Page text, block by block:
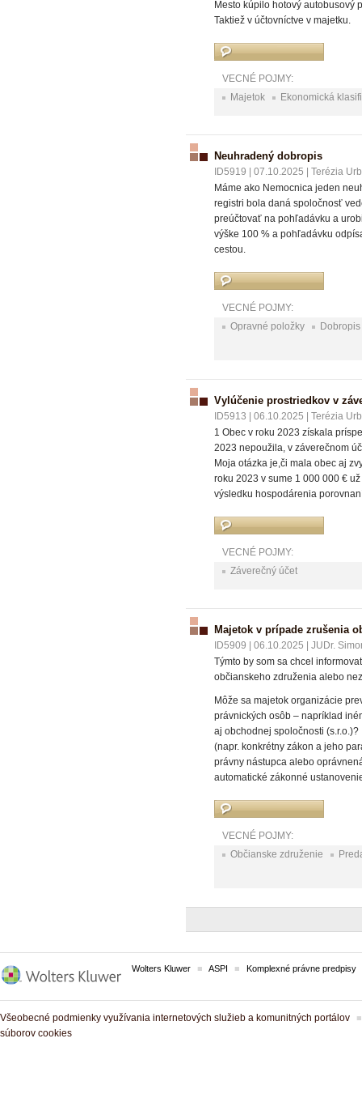
Mesto kúpilo hotový autobusový
Taktiež v účtovníctve v majetku.
VECNÉ POJMY:
Majetok
Ekonomická
Neuhradený dobropis
ID5919 07.10.2025
Terézia
Máme ako Nemocnica jeden
registri bola daná spoločnosť
preúčtovať na pohľadávku a
výške 100 % a pohľadávku
cestou.
VECNÉ POJMY:
Opravné položky
Dobropis
Vylúčenie prostriedkov v
ID5913 06.10.2025
Terézia
1 Obec v roku 2023 získala
2023 nepoužila, v záverečnom
Moja otázka je,či mala obec aj
roku 2023 v sume 1 000 000 €
výsledku hospodárenia
VECNÉ POJMY:
Záverečný účet
Majetok v prípade zrušenia
ID5909 06.10.2025
JUDr.
Týmto by som sa chcel
občianskeho združenia alebo
Môže sa majetok organizácie
právnických osôb – napríklad
aj obchodnej spoločnosti
(napr. konkrétny zákon a jeho
právny nástupca alebo
automatické zákonné
VECNÉ POJMY:
Občianske združenie
Wolters Kluwer ASPI Komplexné právne predpisy
Všeobecné podmienky využívania internetových služieb a komunitných portálov
súborov cookies